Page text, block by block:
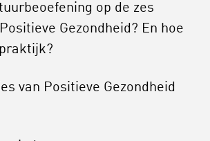
op de zes
Gezondheid? En hoe
van Positieve Gezondheid